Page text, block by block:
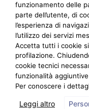
funzionamento delle
parte dell’utente, di
l’esperienza di
l’utilizzo dei servizi
Accetta tutti i cookie
profilazione.
cookie tecnici
funzionalità
Per conoscere i
Leggi altro